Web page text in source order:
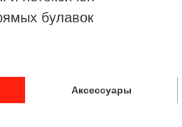
булавок
Аксессуары